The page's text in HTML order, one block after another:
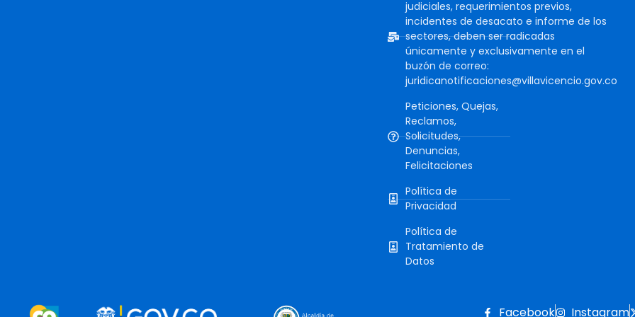
judiciales, requerimientos previos,
incidentes de desacato e informe de los
sectores, deben ser radicadas
únicamente y exclusivamente en el
buzón de correo:
juridicanotificaciones@villavicencio.gov.co
Peticiones, Quejas,
Reclamos,
Solicitudes,
Denuncias,
Felicitaciones
Política de
Privacidad
Política de
Tratamiento de
Datos
Facebook Instagram